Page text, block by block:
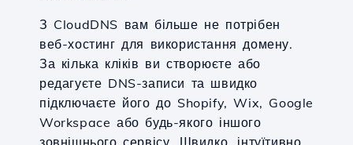
З CloudDNS вам більше не потрібен
веб-хостинг для використання домену.
За кілька кліків ви створюєте або
редагуєте DNS-записи та швидко
підключаєте його до Shopify, Wix, Google
Workspace або будь-якого іншого
зовнішнього сервісу. Швидко, інтуїтивно,